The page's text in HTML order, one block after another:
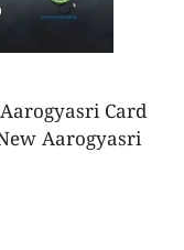
Card
New Aarogyasri